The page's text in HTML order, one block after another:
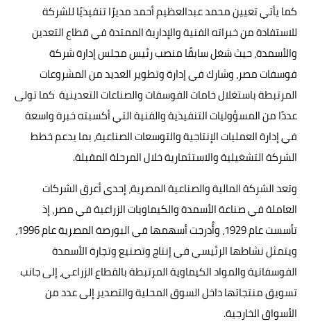
كما يأتي تعيين محمد عبدالعظيم أحمد مديرًا تنفيذيًا للشركة
للاستفادة من خبراته الفنية والإدارية الممتدة في قطاع التعدين
والأسمدة، حيث شغل سابقًا منصب رئيس مجلس إدارة شركة
فوسفات مصر، وشارك في إدارة وتطوير العديد من المشروعات
المرتبطة باستغلال خامات الفوسفات والصناعات التعدينية كما تولى
عددًا من المسؤوليات التنفيذية والفنية التي أكسبته خبرة واسعة
في إدارة العمليات الإنتاجية والتوسعات الصناعية، بما يدعم خطط
الشركة التشغيلية والاستثمارية خلال المرحلة المقبلة.
وتعد الشركة المالية والصناعية المصرية، إحدى أعرق الشركات
العاملة في صناعة الأسمدة والكيماويات الزراعية في مصر، إذ
تأسست عام 1929، وأُدرجت أسهمها في البورصة المصرية عام 1996،
ويتمثل نشاطها الرئيسي في إنتاج وتصنيع وتجارة الأسمدة
الفوسفاتية والمواد الكيماوية المرتبطة بالقطاع الزراعي، إلى جانب
تسويق منتجاتها داخل السوق المحلية والتصدير إلى عدد من
الأسواق الخارجية.